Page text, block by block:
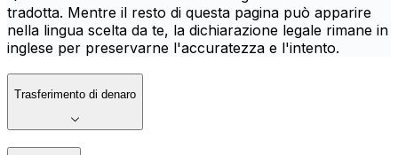
tradotta. Mentre il resto di questa pagina può apparire
nella lingua scelta da te, la dichiarazione legale rimane in
inglese per preservarne l'accuratezza e l'intento.
Trasferimento di denaro